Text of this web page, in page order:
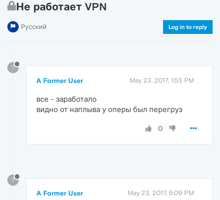
Не работает VPN
Русский Log in to reply
?
A Former User May 23, 2017, 1:53 PM
все - заработало
видно от наплыва у оперы был перегруз
0
?
A Former User May 23, 2017, 5:09 PM